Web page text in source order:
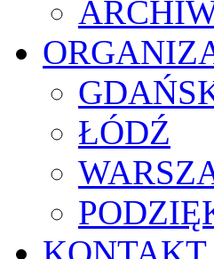
ŁÓDŹ